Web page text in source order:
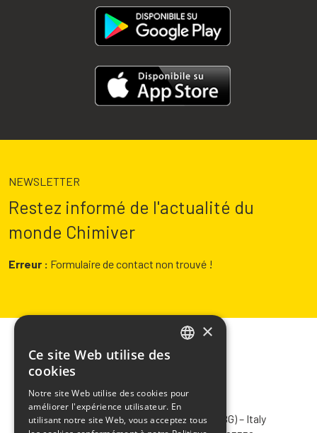
NEWSLETTER
Restez informé de l'actualité du
monde Chimiver
Erreur : Formulaire de contact non trouvé !
CHIMIVER PANSERI S.p.A.
Via Bergamo, 1401 – 24030 Pontida (BG) – Italy
SPANISH
×
Ce site Web utilise des
cookies
Notre site Web utilise des cookies pour
améliorer l'expérience utilisateur. En
utilisant notre site Web, vous acceptez tous